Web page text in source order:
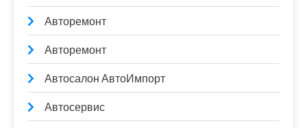
Авторемонт
Авторемонт
Автосалон АвтоИмпорт
Автосервис